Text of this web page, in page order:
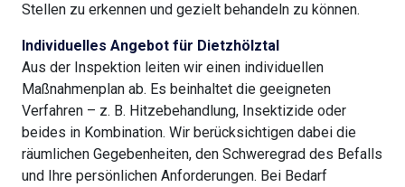
Stellen zu erkennen und gezielt behandeln zu können.
Individuelles Angebot für Dietzhölztal
Aus der Inspektion leiten wir einen individuellen
Maßnahmenplan ab. Es beinhaltet die geeigneten
Verfahren – z. B. Hitzebehandlung, Insektizide oder
beides in Kombination. Wir berücksichtigen dabei die
räumlichen Gegebenheiten, den Schweregrad des Befalls
und Ihre persönlichen Anforderungen. Bei Bedarf